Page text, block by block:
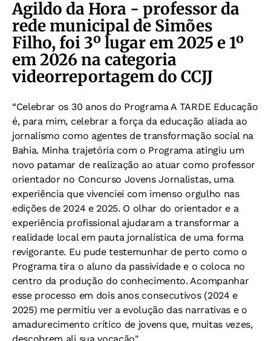
Agildo da Hora - professor da
rede municipal de Simões
Filho, foi 3º lugar em 2025 e 1º
em 2026 na categoria
videorreportagem do CCJJ
“Celebrar os 30 anos do Programa A TARDE Educação
é, para mim, celebrar a força da educação aliada ao
jornalismo como agentes de transformação social na
Bahia. Minha trajetória com o Programa atingiu um
novo patamar de realização ao atuar como professor
orientador no Concurso Jovens Jornalistas, uma
experiência que vivenciei com imenso orgulho nas
edições de 2024 e 2025. O olhar do orientador e a
experiência profissional ajudaram a transformar a
realidade local em pauta jornalística de uma forma
revigorante. Eu pude testemunhar de perto como o
Programa tira o aluno da passividade e o coloca no
centro da produção do conhecimento. Acompanhar
esse processo em dois anos consecutivos (2024 e
2025) me permitiu ver a evolução das narrativas e o
amadurecimento crítico de jovens que, muitas vezes,
descobrem ali sua vocação".